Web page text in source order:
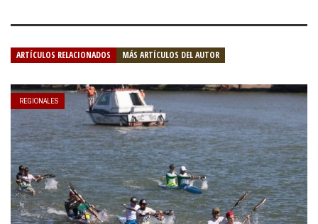
ARTÍCULOS RELACIONADOS MÁS ARTÍCULOS DEL AUTOR
REGIONALES